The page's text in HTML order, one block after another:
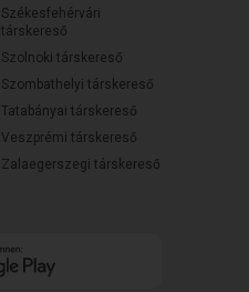
Székesfehérvári
társkereső
Szolnoki társkereső
Szombathelyi társkereső
Tatabányai társkereső
Veszprémi társkereső
Zalaegerszegi társkereső